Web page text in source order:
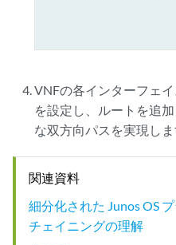
VNFの各インターフェ
を設定し、ルートを追
な双方向パスを実現しま
関連資料
細分化された Junos OS
チェイニングの理解